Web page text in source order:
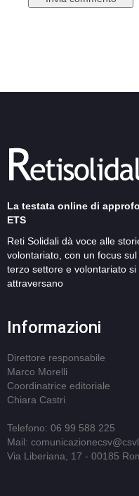
La testata online di
ETS
Reti Solidali dà voce alle
volontariato, con un focus
terzo settore e volontariato
attraversano
Informazioni
Direttore responsabile
Marco Morelli
Coordinatrice editoriale
Chiara Castri
Telefono: 06 99 588 225
Mail:
Via Liberiana, 17 - 00185